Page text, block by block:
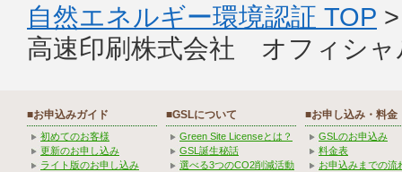
自然エネルギー環境認証 TOP
高速印刷株式会社 オフィシャ
■お申込みガイド
初めてのお客様
更新のお申し込み
ライト版のお申し込み
■GSLについて
Green Site Licenseとは？
GSL誕生秘話
選べる3つのCO2削減活動
■お申し込み・料金
GSLのお申込み
料金表
お申込みまでの流